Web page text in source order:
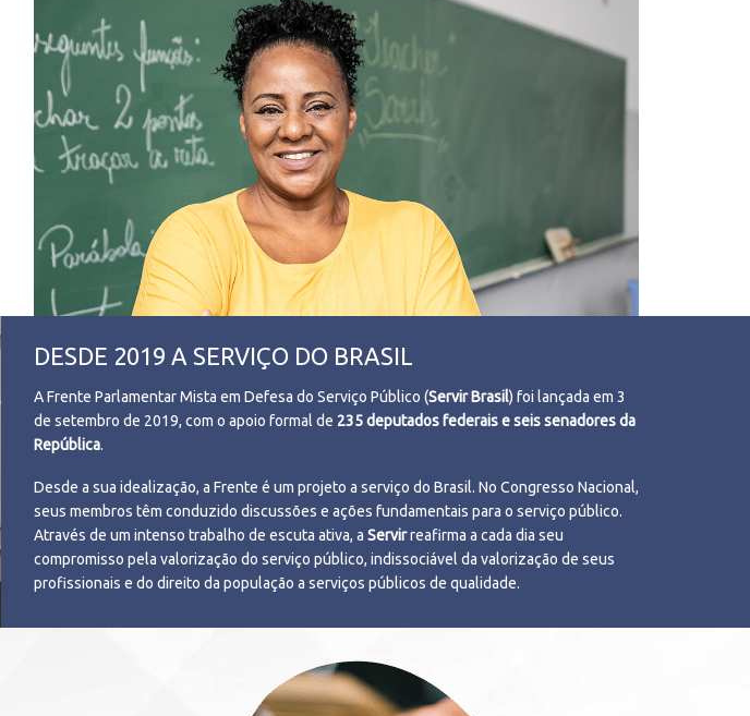
DESDE 2019 A SERVIÇO DO BRASIL
A Frente Parlamentar Mista em Defesa do Serviço Público (Servir Brasil) foi lançada em 3
de setembro de 2019, com o apoio formal de 235 deputados federais e seis senadores da
República.
Desde a sua idealização, a Frente é um projeto a serviço do Brasil. No Congresso Nacional,
seus membros têm conduzido discussões e ações fundamentais para o serviço público.
Através de um intenso trabalho de escuta ativa, a Servirreafirma a cada dia seu
compromisso pela valorização do serviço público, indissociável da valorização de seus
profissionais e do direito da população a serviços públicos de qualidade.